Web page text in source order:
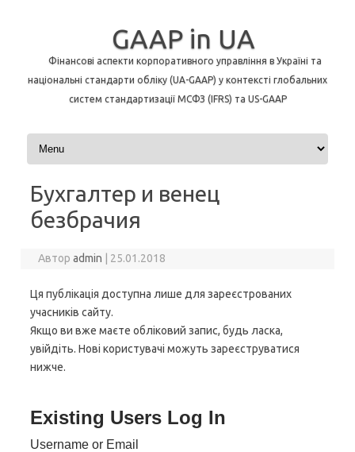
GAAP in UA
Фінансові аспекти корпоративного управління в Україні та
національні стандарти обліку (UA-GAAP) у контексті глобальних
систем стандартизації МСФЗ (IFRS) та US-GAAP
Перейти до контенту
Бухгалтер и венец
безбрачия
Авторadmin 25.01.2018
Ця публікація доступна лише для зареєстрованих
учасників сайту.
Якщо ви вже маєте обліковий запис, будь ласка,
увійдіть. Нові користувачі можуть зареєструватися
нижче.
Existing Users Log In
Username or Email